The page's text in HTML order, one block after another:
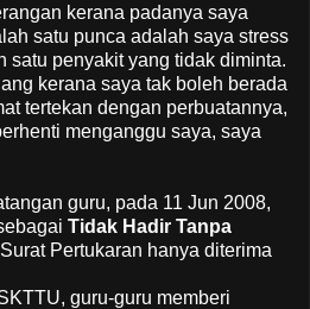
kerana padanya saya
satu punca adalah saya stress
satu penyakit yang tidak diminta.
kerana saya tak boleh berada
tertekan dengan perbuatannya,
menganggu saya, saya
guru, pada 11 Jun 2008,
Tidak Hadir Tanpa
Pertukaran hanya diterima
guru-guru memberi